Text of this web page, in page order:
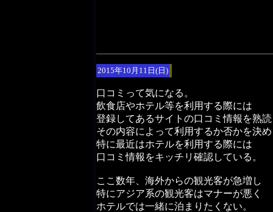
2015年10月11日(日)
口コミって気になる。
飲食店やホテル等を利用する際には
登録してあるサイトの口コミ情報を熟
その内容によって利用するか否かを決
特に最近はホテルを利用する際には
口コミ情報をキッチリ確認している。
ここ数年、海外からの観光客が急増し
特にアジア系の観光客はマナーが悪く
ホテルでは一緒に泊まりたくない。